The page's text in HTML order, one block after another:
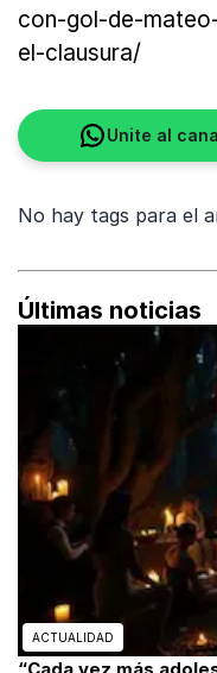
con-gol-de-
el-clausura/
Unite al
No hay tags para el
Últimas noticias
ACTUALIDAD
“Cada vez más